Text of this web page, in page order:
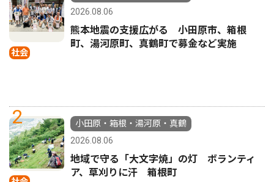
社会
2026.08.06
熊本地震の支援広がる 小田原市、箱根
町、湯河原町、真鶴町で募金など実施
2
小田原・箱根・湯河原・真鶴
2026.08.06
地域で守る「大文字焼」の灯 ボランティ
ア、草刈りに汗 箱根町